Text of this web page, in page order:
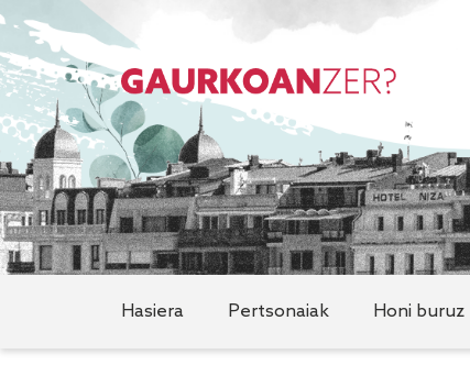
Hasiera Pertsonaiak Honi buruz